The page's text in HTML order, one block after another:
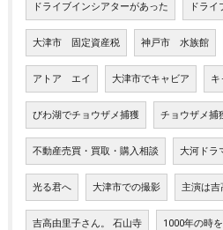
ドライブインシアターがあった ドライ
大津市 固定資産税 神戸市 水族館
アトア エイ 大津市でキャビア キ
びわ湖でチョウザメ捕獲 チョウザメ捕
不動産売買・買取・購入相談 大河ドラ
光る君へ 大津市での撮影 主演は吉
吉高由里子さん。 石山寺 1000年の時